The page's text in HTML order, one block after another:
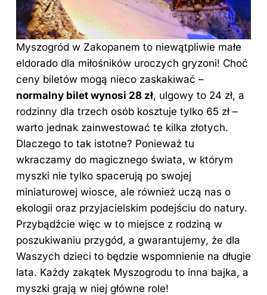
Myszogród w Zakopanem to niewątpliwie małe
eldorado dla miłośników uroczych gryzoni! Choć
ceny biletów mogą nieco zaskakiwać –
normalny bilet wynosi 28 zł, ulgowy to 24 zł, a
rodzinny dla trzech osób kosztuje tylko 65 zł –
warto jednak zainwestować te kilka złotych.
Dlaczego to tak istotne? Ponieważ tu
wkraczamy do magicznego świata, w którym
myszki nie tylko spacerują po swojej
miniaturowej wiosce, ale również uczą nas o
ekologii oraz przyjacielskim podejściu do natury.
Przybądźcie więc w to miejsce z rodziną w
poszukiwaniu przygód, a gwarantujemy, że dla
Waszych dzieci to będzie wspomnienie na długie
lata. Każdy zakątek Myszogrodu to inna bajka, a
myszki grają w niej główne role!